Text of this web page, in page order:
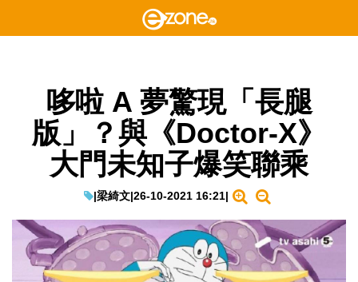
哆啦 A 夢驚現「長腿
版」？與《Doctor-X》
大門未知子爆笑聯乘
|梁綺文|26-10-2021 16:21|